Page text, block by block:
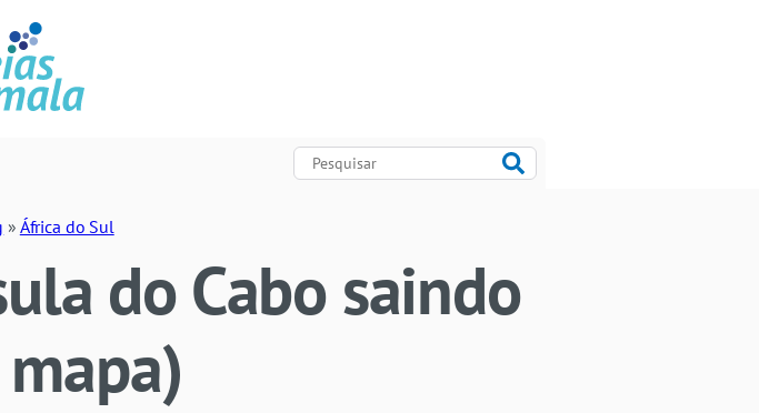
» África do Sul
do Cabo saindo